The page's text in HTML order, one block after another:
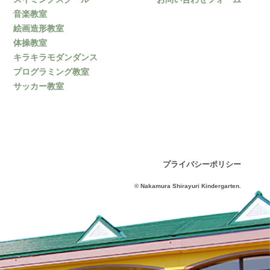
音楽教室
絵画造形教室
体操教室
キラキラモダンダンス
プログラミング教室
サッカー教室
プライバシーポリシー
© Nakamura Shirayuri Kindergarten.